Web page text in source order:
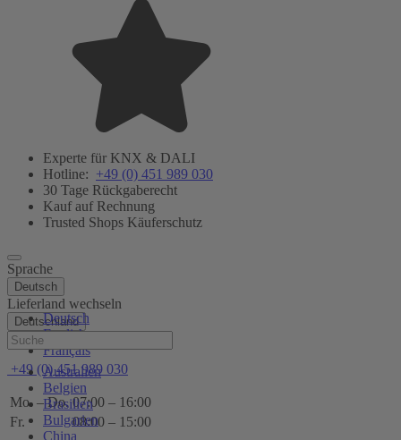
Experte für KNX & DALI
Hotline: +49 (0) 451 989 030
30 Tage Rückgaberecht
Kauf auf Rechnung
Trusted Shops Käuferschutz
Sprache
Deutsch
Deutsch
English
Français
Lieferland wechseln
Deutschland
Australien
Belgien
Brasilien
Bulgarien
China
Hilfe
+49 (0) 451 989 030
Mo. – Do. 07:00 – 16:00
Fr.
08:00 – 15:00